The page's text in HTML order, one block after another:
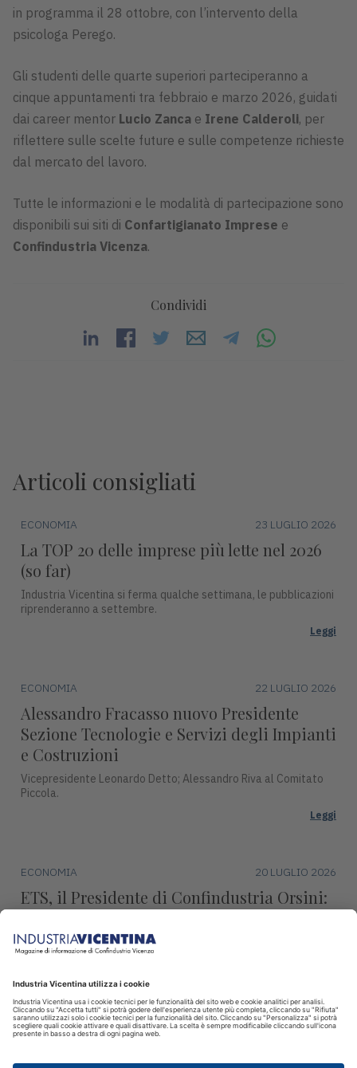
in programma il 28 ottobre, con l’intervento della
psicologa Perego.
Gli studenti delle quarte superiori parteciperanno a
cinque appuntamenti tra febbraio e marzo 2026, guidati
dai career mentor Lucio Zanca e Irene Calderoli, per
riflettere sulle scelte future e sulle competenze richieste
dal mercato del lavoro.
Tutte le informazioni e le modalità di partecipazione sono
disponibili sui siti di Confartigianato Imprese e
Confindustria Vicenza.
Condividi
Articoli consigliati
ECONOMIA 23 LUGLIO 2026
La TOP 20 delle imprese più lette nel 2026
(so far)
Industria Vicentina si ferma qualche settimana, le pubblicazioni
riprenderanno a settembre.
Leggi
ECONOMIA 22 LUGLIO 2026
Alessandro Fracasso nuovo Presidente
Sezione Tecnologie e Servizi degli Impianti
e Costruzioni
Vicepresidente Leonardo Detto; Alessandro Riva al Comitato
Piccola.
Leggi
ECONOMIA 20 LUGLIO 2026
ETS, il Presidente di Confindustria Orsini:
europea"
l’occupazione e la sovranità europea.
Leggi